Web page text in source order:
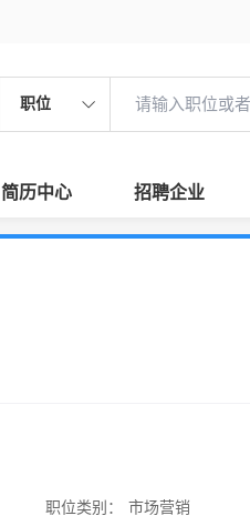
职位
简历中心 招聘企业
职位类别：
市场营销